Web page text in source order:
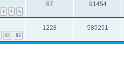
3 4 5
67 91454
81 82
1228 589291